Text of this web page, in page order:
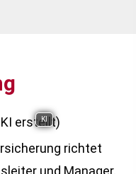
KI
richtet
und Manager.